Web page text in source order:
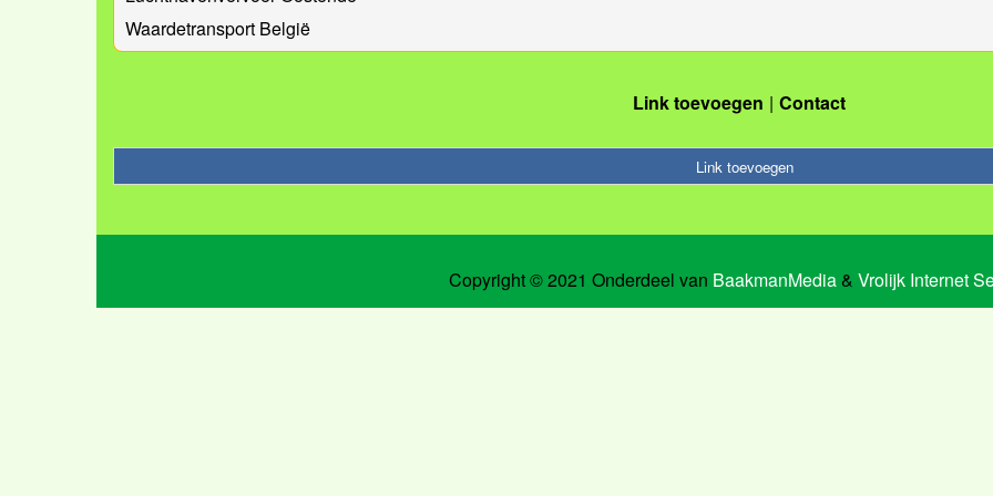
Waardetransport België
Link toevoegen Contact
Link toevoegen
Copyright © 2021 Onderdeel van BaakmanMedia& Vrolijk Internet